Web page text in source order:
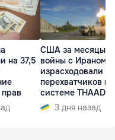
на 37,5
США за месяцы
войны с Ираном
израсходовали
перехватчиков к
системе THAAD
3 дня назад